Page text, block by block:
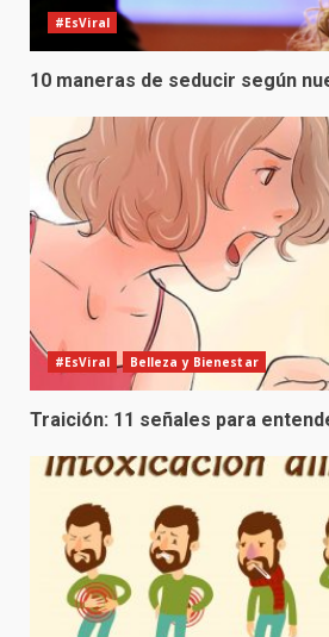
#EsViral
10 maneras de seducir según
#EsViral Belleza y Bienestar
Traición: 11 señales para